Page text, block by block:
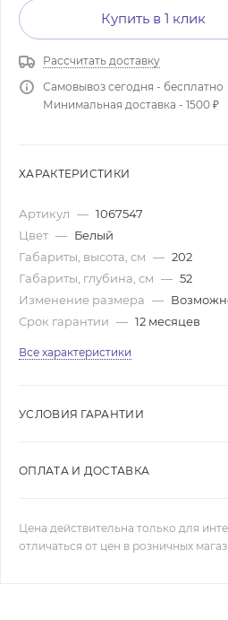
Купить в 1 клик
Рассчитать доставку
Самовывоз сегодня - бесплатно
Минимальная доставка - 1500 ₽
ХАРАКТЕРИСТИКИ
Артикул — 1067547
Цвет — Белый
Габариты, высота, см — 202
Габариты, глубина, см — 52
Изменение размера —
Срок гарантии — 12 месяцев
Все характеристики
УСЛОВИЯ ГАРАНТИИ
ОПЛАТА И ДОСТАВКА
Цена действительна только для
отличаться от цен в розничных